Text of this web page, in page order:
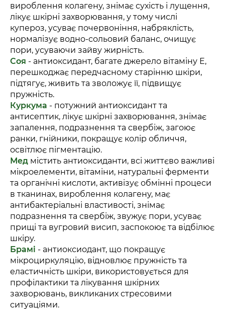
вироблення колагену, знімає сухість і лущення,
лікує шкірні захворювання, у тому числі
купероз, усуває почервоніння, набряклість,
нормалізує водно-сольовий баланс, очищує
пори, усуваючи зайву жирність.
Соя - антиоксидант, багате джерело вітаміну Е,
перешкоджає передчасному старінню шкіри,
підтягує, живить та зволожує її, підвищує
пружність.
Куркума - потужний антиоксидант та
антисептик, лікує шкірні захворювання, знімає
запалення, подразнення та свербіж, загоює
ранки, гнійники, покращує колір обличчя,
освітлює пігментацію.
Мед містить антиоксиданти, всі життєво важливі
мікроелементи, вітаміни, натуральні ферменти
та органічні кислоти, активізує обмінні процеси
в тканинах, вироблення колагену, має
антибактеріальні властивості, знімає
подразнення та свербіж, звужує пори, усуває
прищі та вугровий висип, заспокоює та відбілює
шкіру.
Брамі - антиоксиодант, що покращує
мікроциркуляцію, відновлює пружність та
еластичність шкіри, використовується для
профілактики та лікування шкірних
захворювань, викликаних стресовими
ситуаціями.